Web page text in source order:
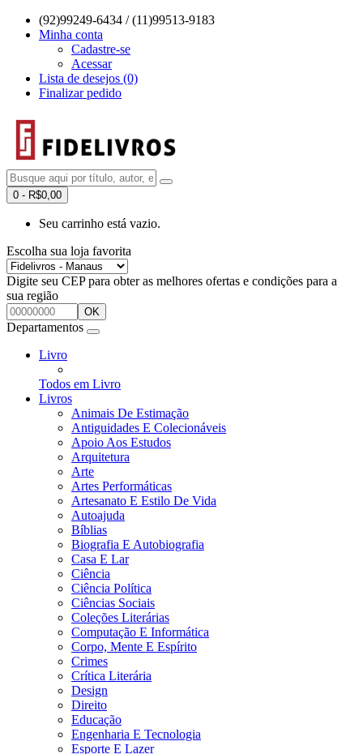
(92)99249-6434 / (11)99513-9183
Minha conta
Cadastre-se
Acessar
Lista de desejos (0)
Finalizar pedido
0 - R$0,00
Seu carrinho está vazio.
Escolha sua loja favorita
Digite seu CEP para obter as melhores ofertas e condições para a
sua região
OK
Departamentos
Livro
Todos em Livro
Livros
Animais De Estimação
Antiguidades E Colecionáveis
Apoio Aos Estudos
Arquitetura
Arte
Artes Performáticas
Artesanato E Estilo De Vida
Autoajuda
Bíblias
Biografia E Autobiografia
Casa E Lar
Ciência
Ciência Política
Ciências Sociais
Coleções Literárias
Computação E Informática
Corpo, Mente E Espírito
Crimes
Crítica Literária
Design
Direito
Educação
Engenharia E Tecnologia
Esporte E Lazer